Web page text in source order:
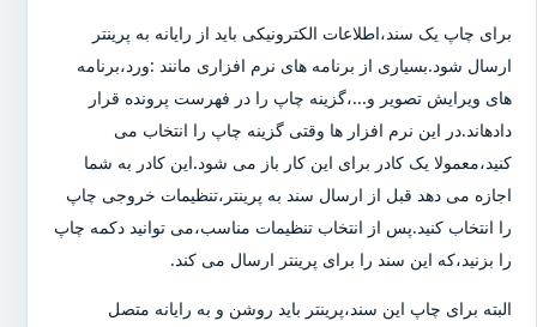
برای چاپ یک سند،اطلاعات الکترونیکی باید از رایانه به پرینتر
ارسال شود.بسیاری از برنامه های نرم افزاری مانند :ورد،برنامه
های ویرایش تصویر و...،گزینه چاپ را در فهرست پرونده قرار
دادهاند.در این نرم افزار ها وقتی گزینه چاپ را انتخاب می
کنید،معمولا یک کادر برای این کار باز می شود.این کادر به شما
اجازه می دهد قبل از ارسال سند به پرینتر،تنظیمات خروجی چاپ
را انتخاب کنید.پس از انتخاب تنظیمات مناسب،می توانید دکمه چاپ
را بزنید،که این سند را برای پرینتر ارسال می کند.
البته برای چاپ این سند،پرینتر باید روشن و به رایانه متصل